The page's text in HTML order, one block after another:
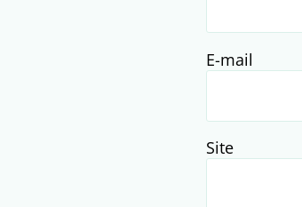
E-mail
Site